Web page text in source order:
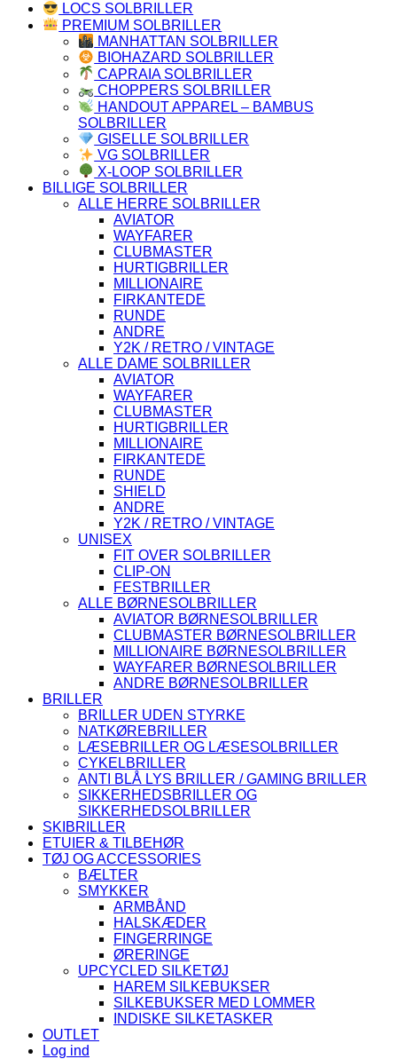
LOCS SOLBRILLER
PREMIUM SOLBRILLER
MANHATTAN SOLBRILLER
BIOHAZARD SOLBRILLER
CAPRAIA SOLBRILLER
CHOPPERS SOLBRILLER
HANDOUT APPAREL – BAMBUS
SOLBRILLER
GISELLE SOLBRILLER
VG SOLBRILLER
X-LOOP SOLBRILLER
BILLIGE SOLBRILLER
ALLE HERRE SOLBRILLER
AVIATOR
WAYFARER
CLUBMASTER
HURTIGBRILLER
MILLIONAIRE
FIRKANTEDE
RUNDE
ANDRE
Y2K / RETRO / VINTAGE
ALLE DAME SOLBRILLER
AVIATOR
WAYFARER
CLUBMASTER
HURTIGBRILLER
MILLIONAIRE
FIRKANTEDE
RUNDE
SHIELD
ANDRE
Y2K / RETRO / VINTAGE
UNISEX
FIT OVER SOLBRILLER
CLIP-ON
FESTBRILLER
ALLE BØRNESOLBRILLER
AVIATOR BØRNESOLBRILLER
CLUBMASTER BØRNESOLBRILLER
MILLIONAIRE BØRNESOLBRILLER
WAYFARER BØRNESOLBRILLER
ANDRE BØRNESOLBRILLER
BRILLER
BRILLER UDEN STYRKE
NATKØREBRILLER
LÆSEBRILLER OG LÆSESOLBRILLER
CYKELBRILLER
ANTI BLÅ LYS BRILLER / GAMING BRILLER
SIKKERHEDSBRILLER OG
SIKKERHEDSOLBRILLER
SKIBRILLER
ETUIER & TILBEHØR
TØJ OG ACCESSORIES
BÆLTER
SMYKKER
ARMBÅND
HALSKÆDER
FINGERRINGE
ØRERINGE
UPCYCLED SILKETØJ
HAREM SILKEBUKSER
SILKEBUKSER MED LOMMER
INDISKE SILKETASKER
OUTLET
Log ind